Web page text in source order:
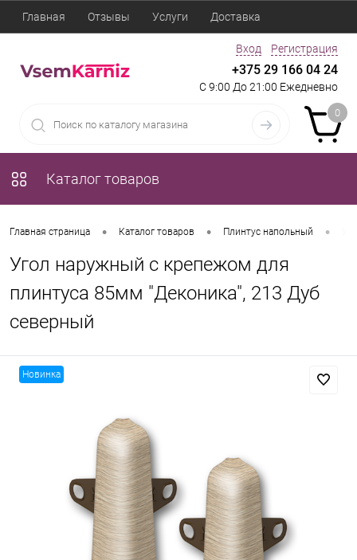
Главная Отзывы Услуги Доставка
Вход Регистрация
+375 29 166 04 24
С 9:00 До 21:00 Ежедневно
0
Каталог товаров
Главная страница • Каталог товаров • Плинтус напольный •
Угол наружный с крепежом для
плинтуса 85мм "Деконика", 213 Дуб
северный
Новинка